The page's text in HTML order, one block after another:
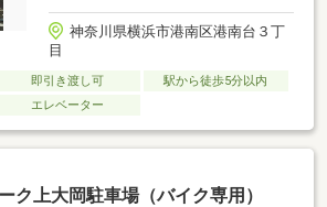
神奈川県横浜市港南区港南台３丁
目
即引き渡し可
駅から徒歩5分以内
エレベーター
ク上大岡駐車場（バイク専用）